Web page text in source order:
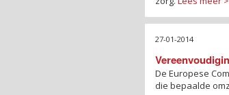
27-01-2014
De Europese
die bepaalde